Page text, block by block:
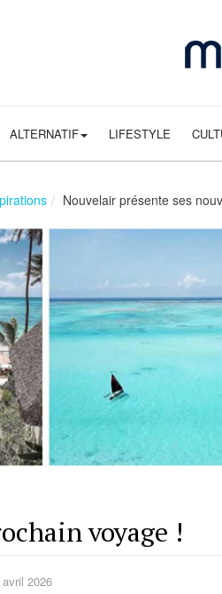
ALTERNATIF LIFESTYLE
Nouvelair présente ses
voyage !
2026